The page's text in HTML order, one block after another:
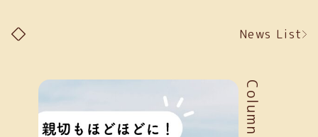
News List
Column